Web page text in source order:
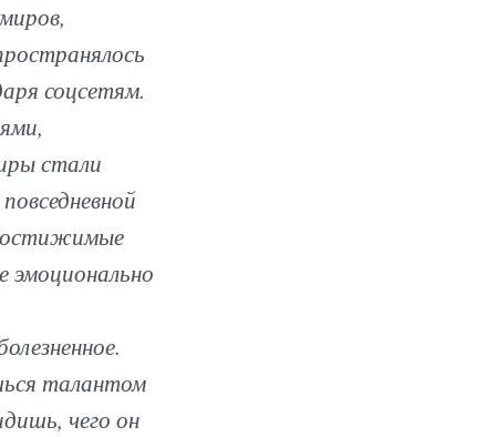
соцсетям.
стали
эмоционально
талантом
чего он